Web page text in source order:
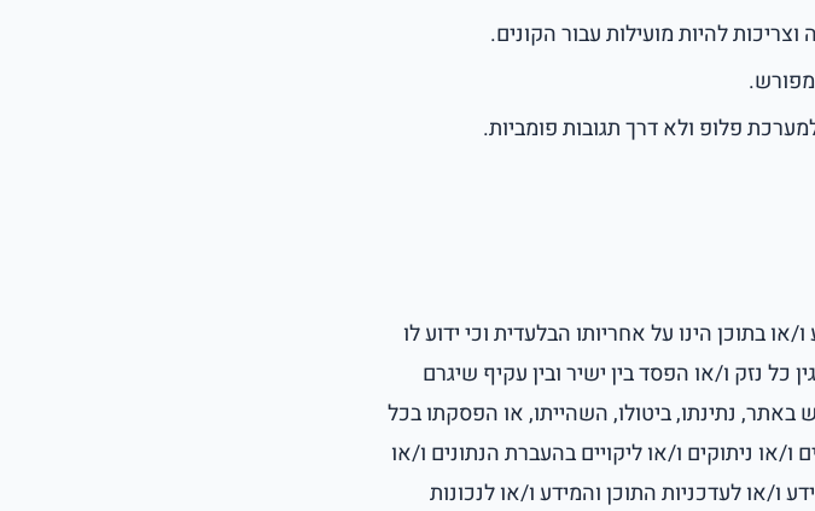
להיות מועילות עבור הקונים.
פלופ ולא דרך תגובות פומביות.
בתוכן הינו על אחריותו הבלעדית וכי ידוע לו
כל נזק ו/או הפסד בין ישיר ובין עקיף שיגרם
נתינתו, ביטולו, השהייתו, או הפסקתו בכל
או ניתוקים ו/או ליקויים בהעברת הנתונים ו/או
ו/או לעדכניות התוכן והמידע ו/או לנכונות